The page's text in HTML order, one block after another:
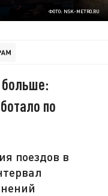
ФОТО: NSK-METRO.RU
по
поездов в